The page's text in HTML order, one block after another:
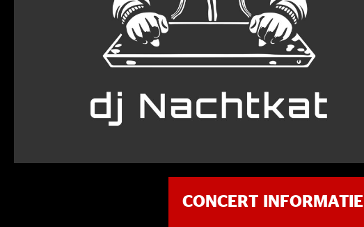
CONCERT INFORMATIE